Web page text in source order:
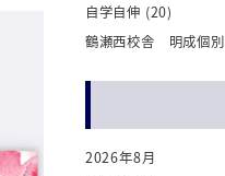
自学自伸 (20)
鶴瀬西校舎 明成個別
2026年8月